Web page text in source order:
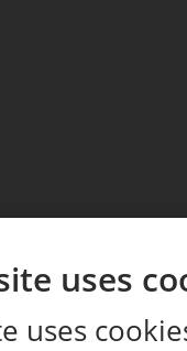
uses
uses